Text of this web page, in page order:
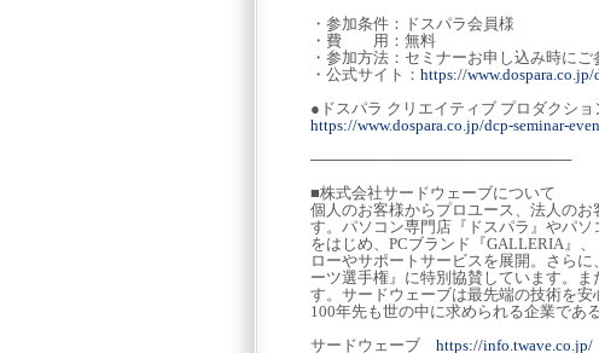
・参加条件：ドスパラ会員様
・費 用：無料
・参加方法：セミナーお申し込み時にご
・公式サイト： https://
●ドスパラ クリエイティブ プロダクシ
https://www.dospara.co.jp/dcp-seminar-
────────────────────────
■株式会社サードウェーブについて
個人のお客様からプロユース、法人の
す。パソコン専門店『ドスパラ』やパ
をはじめ、PCブランド『GALLERIA』
ローやサポートサービスを展開。さらに
ーツ選手権』に特別協賛しています。
す。サードウェーブは最先端の技術を安
100年先も世の中に求められる企業であ
サードウェーブ https://info.twave.co.jp/